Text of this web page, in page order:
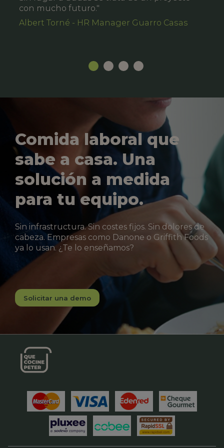
con mucho futuro."
Albert Torné - HR Manager Guarro Casas
Comida laboral que
sabe a casa. Una
solución a medida
para tu equipo.
Sin infrastructura. Sin costes fijos. Sin dolores de
cabeza. Empresas como Danone o Griffith Foods
ya lo usan. ¿Te lo enseñamos?
Solicitar una demo